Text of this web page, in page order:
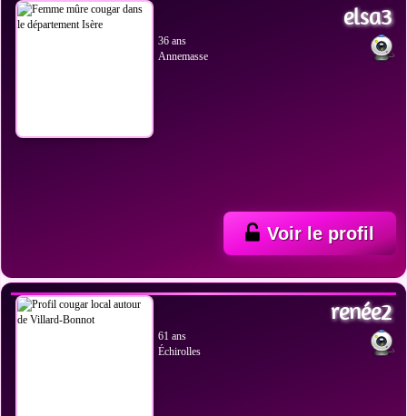
elsa3
36 ans
Annemasse
Voir le profil
renée2
61 ans
Échirolles